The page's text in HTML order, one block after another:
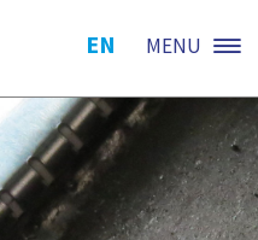
EN MENU